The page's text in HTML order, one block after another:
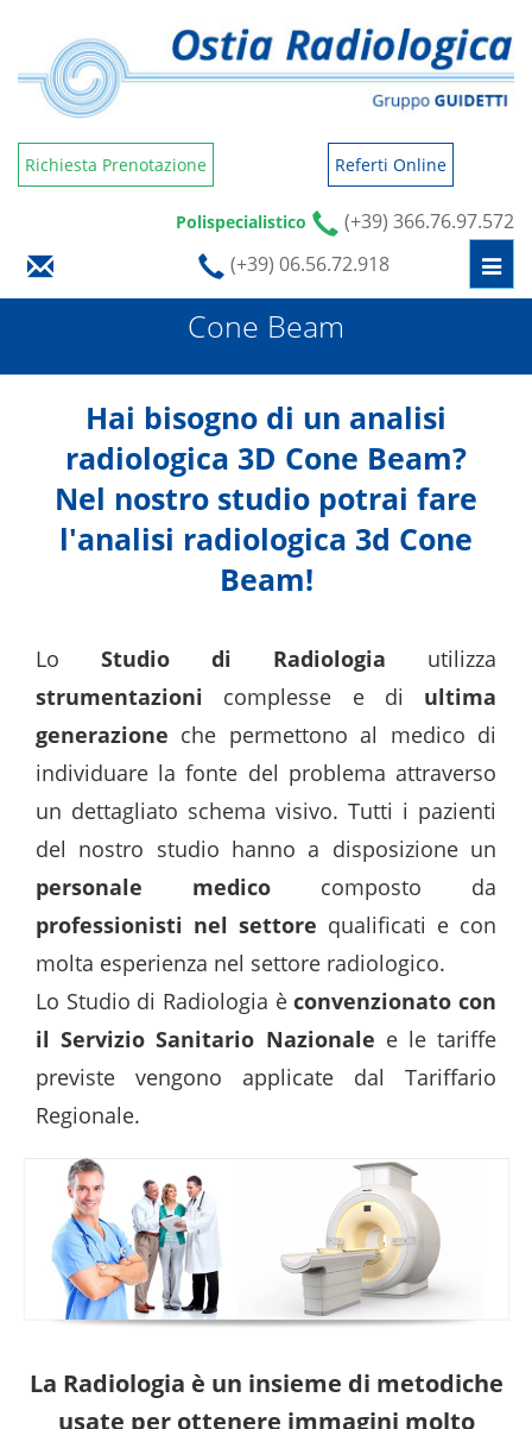
Richiesta Prenotazione Referti Online
Polispecialistico
(+39) 366.76.97.572
(+39) 06.56.72.918
Cone Beam
Hai bisogno di un analisi
radiologica 3D Cone Beam?
Nel nostro studio potrai fare
l'analisi radiologica 3d Cone
Beam!
Lo Studio di Radiologia utilizza
strumentazioni complesse e di ultima
generazione che permettono al medico di
individuare la fonte del problema attraverso
un dettagliato schema visivo. Tutti i pazienti
del nostro studio hanno a disposizione un
personale medico composto da
professionisti nel settore qualificati e con
molta esperienza nel settore radiologico.
Lo Studio di Radiologia èconvenzionato con
il Servizio Sanitario Nazionale e le tariffe
previste vengono applicate dal Tariffario
Regionale.
La Radiologia è un insieme di metodiche
usate per ottenere immagini molto